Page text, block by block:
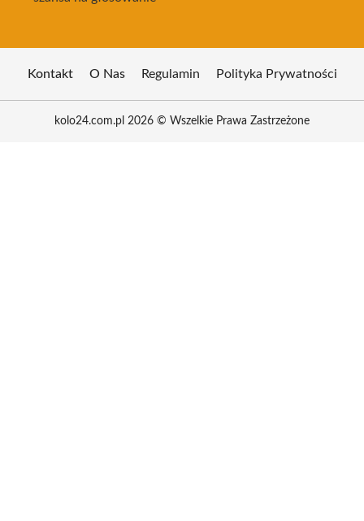
Kontakt O Nas Regulamin Polityka Prywatności
kolo24.com.pl 2026 © Wszelkie Prawa Zastrzeżone